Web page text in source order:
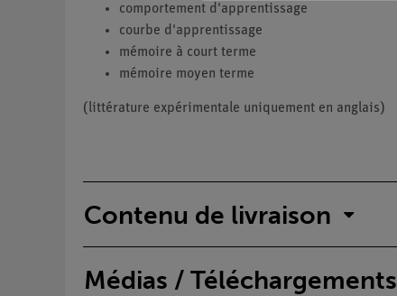
comportement d'apprentissage
courbe d'apprentissage
mémoire à court terme
mémoire moyen terme
(littérature expérimentale uniquement en anglais)
Contenu de livraison
Médias / Téléchargements